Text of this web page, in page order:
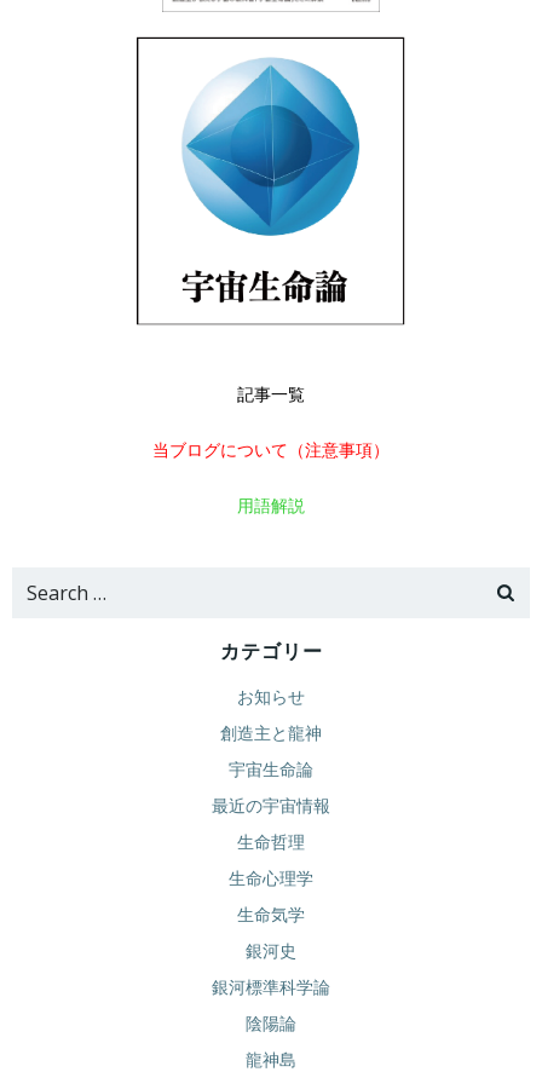
記事一覧
当ブログについて（注意事項）
用語解説
Search
カテゴリー
お知らせ
創造主と龍神
宇宙生命論
最近の宇宙情報
生命哲理
生命心理学
生命気学
銀河史
銀河標準科学論
陰陽論
龍神島